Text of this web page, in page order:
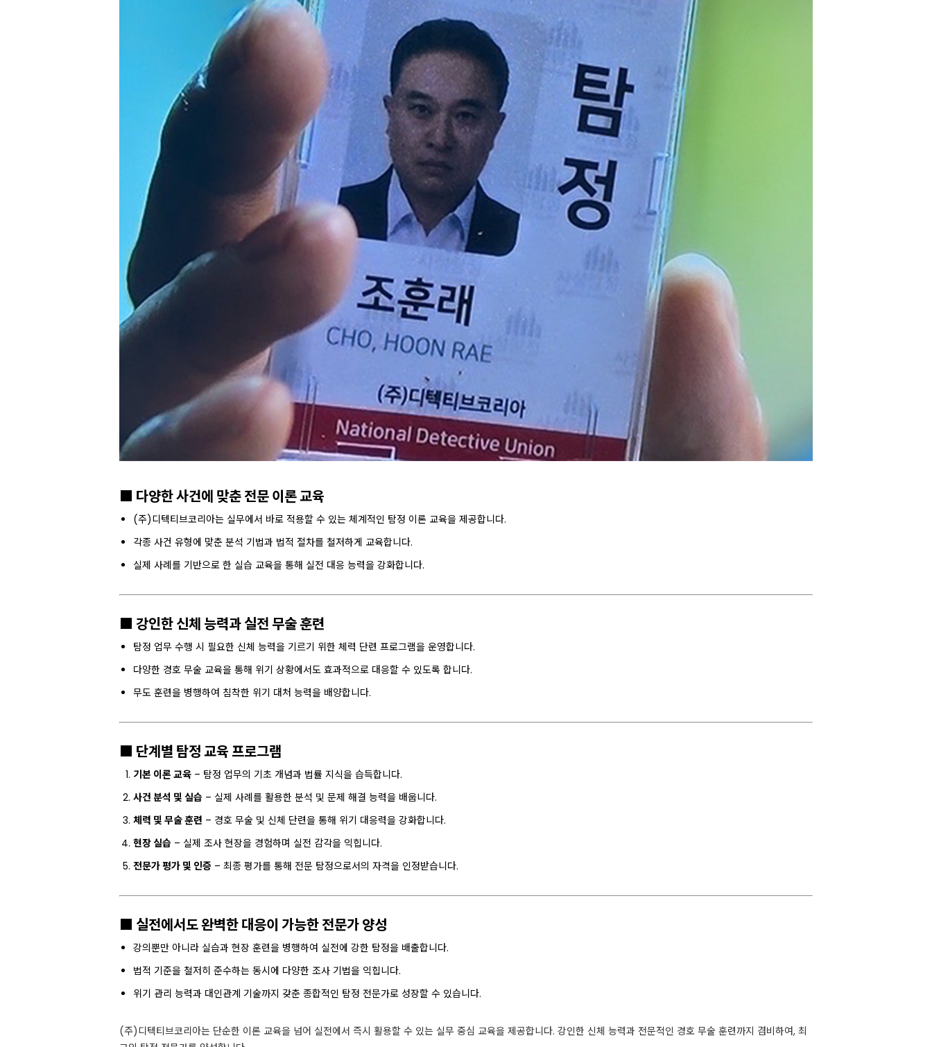
■ 다양한 사건에 맞춘 전문 이론 교육
(주)디텍티브코리아는 실무에서 바로 적용할 수 있는 체계적인 탐정 이론 교육을 제공합니다.
각종 사건 유형에 맞춘 분석 기법과 법적 절차를 철저하게 교육합니다.
실제 사례를 기반으로 한 실습 교육을 통해 실전 대응 능력을 강화합니다.
■ 강인한 신체 능력과 실전 무술 훈련
탐정 업무 수행 시 필요한 신체 능력을 기르기 위한 체력 단련 프로그램을 운영합니다.
다양한 경호 무술 교육을 통해 위기 상황에서도 효과적으로 대응할 수 있도록 합니다.
무도 훈련을 병행하여 침착한 위기 대처 능력을 배양합니다.
■ 단계별 탐정 교육 프로그램
기본 이론 교육 – 탐정 업무의 기초 개념과 법률 지식을 습득합니다.
사건 분석 및 실습 – 실제 사례를 활용한 분석 및 문제 해결 능력을 배웁니다.
체력 및 무술 훈련 – 경호 무술 및 신체 단련을 통해 위기 대응력을 강화합니다.
현장 실습 – 실제 조사 현장을 경험하며 실전 감각을 익힙니다.
전문가 평가 및 인증 – 최종 평가를 통해 전문 탐정으로서의 자격을 인정받습니다.
■ 실전에서도 완벽한 대응이 가능한 전문가 양성
강의뿐만 아니라 실습과 현장 훈련을 병행하여 실전에 강한 탐정을 배출합니다.
법적 기준을 철저히 준수하는 동시에 다양한 조사 기법을 익힙니다.
위기 관리 능력과 대인관계 기술까지 갖춘 종합적인 탐정 전문가로 성장할 수 있습니다.
(주)디텍티브코리아는 단순한 이론 교육을 넘어 실전에서 즉시 활용할 수 있는 실무 중심 교육을 제공합니다. 강인한 신체 능력과 전문적인 경호 무술 훈련까지 겸비하여, 최